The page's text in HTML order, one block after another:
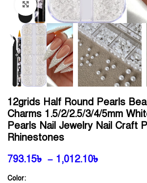
Click to enlarge
12grids Half Round Pearls
Charms 1.5/2/2.5/3/4/5mm
Pearls Nail Jewelry Nail Craft
Rhinestones
793.15৳ – 1,012.10৳
Color: